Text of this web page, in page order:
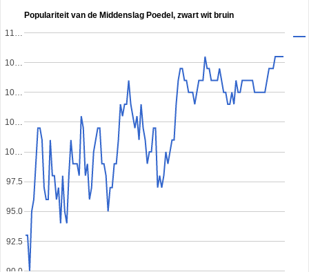
Populariteit van de Middenslag Poedel, zwart wit bruin
92.5
95.0
97.5
10…
10…
10…
10…
11…